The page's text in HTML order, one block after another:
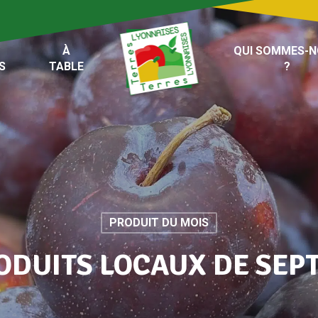
À
TABLE
QUI SOMMES-
?
PRODUIT DU MOIS
LOCAUX DE